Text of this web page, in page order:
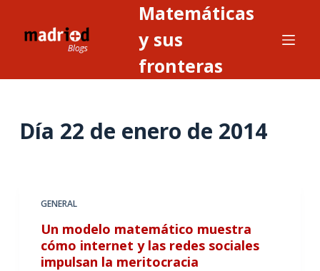
Matemáticas
y sus
fronteras
Día 22 de enero de 2014
GENERAL
Un modelo matemático muestra
cómo internet y las redes sociales
impulsan la meritocracia